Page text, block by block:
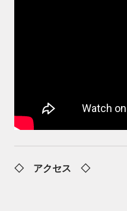
◇ アクセス ◇